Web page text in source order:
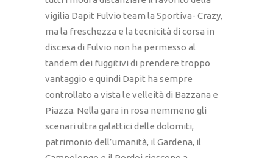
vigilia Dapit Fulvio team la Sportiva- Crazy,
ma la freschezza e la tecnicità di corsa in
discesa di Fulvio non ha permesso al
tandem dei fuggitivi di prendere troppo
vantaggio e quindi Dapit ha sempre
controllato a vista le velleità di Bazzana e
Piazza. Nella gara in rosa nemmeno gli
scenari ultra galattici delle dolomiti,
patrimonio dell’umanità, il Gardena, il